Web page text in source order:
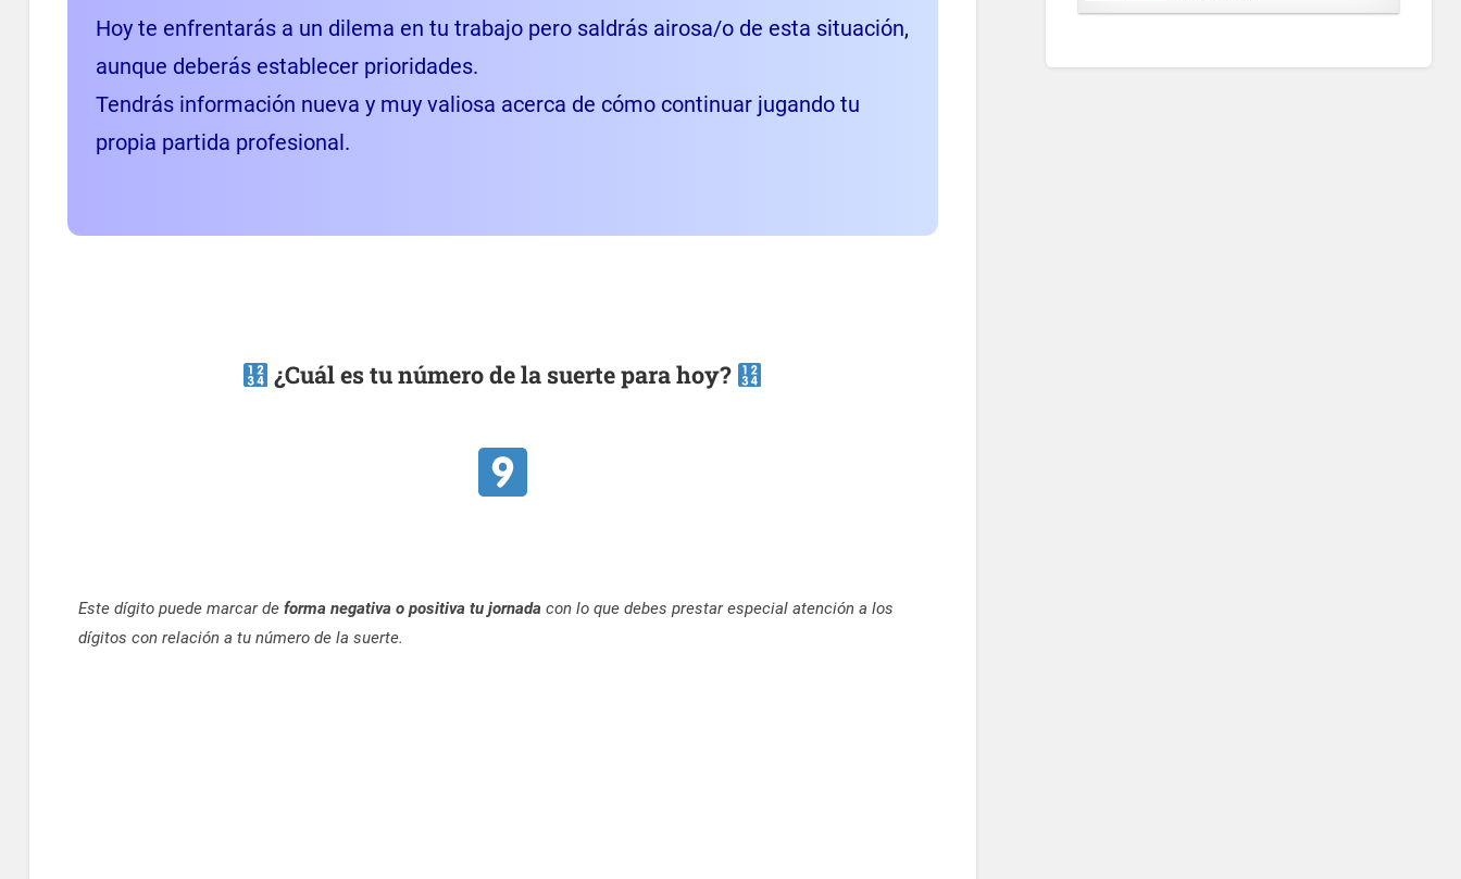
Hoy te enfrentarás a un dilema en tu trabajo pero saldrás airosa/o de esta situación,
aunque deberás establecer prioridades.
Tendrás información nueva y muy valiosa acerca de cómo continuar jugando tu
propia partida profesional.
¿Cuál es tu número de la suerte para hoy?
Este dígito puede marcar de forma negativa o positiva tu jornada con lo que debes prestar especial atención a los
dígitos con relación a tu número de la suerte.